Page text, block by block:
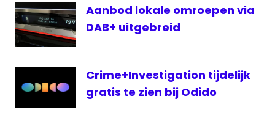
Aanbod lokale omroepen via
DAB+ uitgebreid
Crime+Investigation tijdelijk
gratis te zien bij Odido